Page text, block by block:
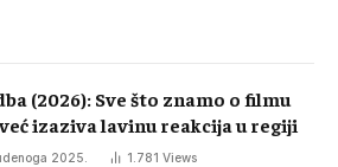
(2026): Sve što znamo o filmu
izaziva lavinu reakcija u regiji
2025. 1.781 Views